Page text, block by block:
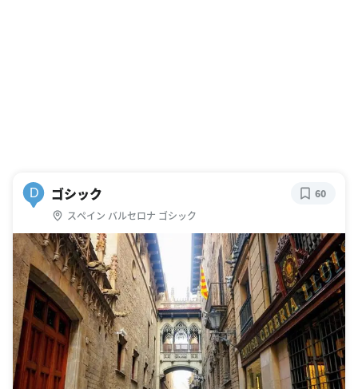
D ゴシック
スペイン バルセロナ ゴシック
60